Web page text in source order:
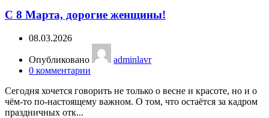
С 8 Марта, дорогие женщины!
08.03.2026
Опубликовано
adminlavr
0 комментарии
Сегодня хочется говорить не только о весне и красоте, но и о
чём-то по-настоящему важном. О том, что остаётся за кадром
праздничных отк...